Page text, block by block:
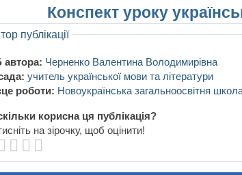
Конспект уроку
публікації
автора: Черненко Валентина Володимирівна
учитель української мови та літератури
роботи: Новоукраїнська загальноосвітня
корисна ця публікація?
на зірочку, щоб оцінити!